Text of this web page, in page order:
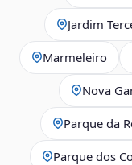
Jardim
Marmeleiro
Nova
Parque da
Parque dos